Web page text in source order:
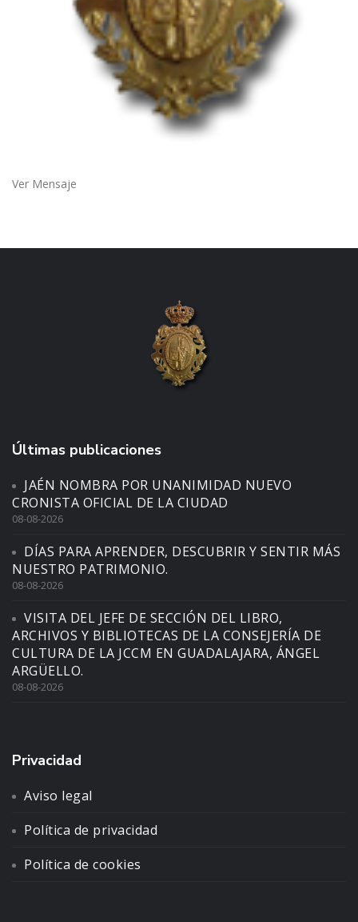
Ver Mensaje
Últimas publicaciones
JAÉN NOMBRA POR UNANIMIDAD NUEVO
CRONISTA OFICIAL DE LA CIUDAD
08-08-2026
DÍAS PARA APRENDER, DESCUBRIR Y SENTIR MÁS
NUESTRO PATRIMONIO.
08-08-2026
VISITA DEL JEFE DE SECCIÓN DEL LIBRO,
ARCHIVOS Y BIBLIOTECAS DE LA CONSEJERÍA DE
CULTURA DE LA JCCM EN GUADALAJARA, ÁNGEL
ARGÜELLO.
08-08-2026
Privacidad
Aviso legal
Política de privacidad
Política de cookies